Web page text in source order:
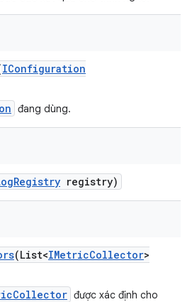
IConfiguration
đang dùng.
Registry registry)
(List<IMetricCollector>
được xác định cho